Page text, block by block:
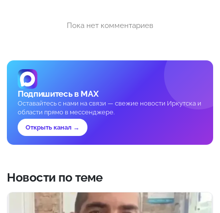
Пока нет комментариев
Подпишитесь в MAX
Оставайтесь с нами на связи — свежие новости Иркутска и
области прямо в мессенджере.
Открыть канал →
Новости по теме